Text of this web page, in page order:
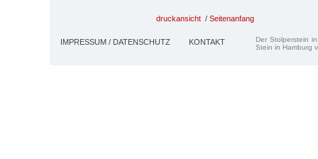
druckansicht / Seitenanfang
IMPRESSUM / DATENSCHUTZ KONTAKT
Der Stolperstein
Stein in Hamburg